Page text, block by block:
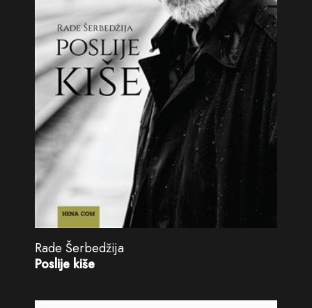
Rade Šerbedžija
Poslije kiše